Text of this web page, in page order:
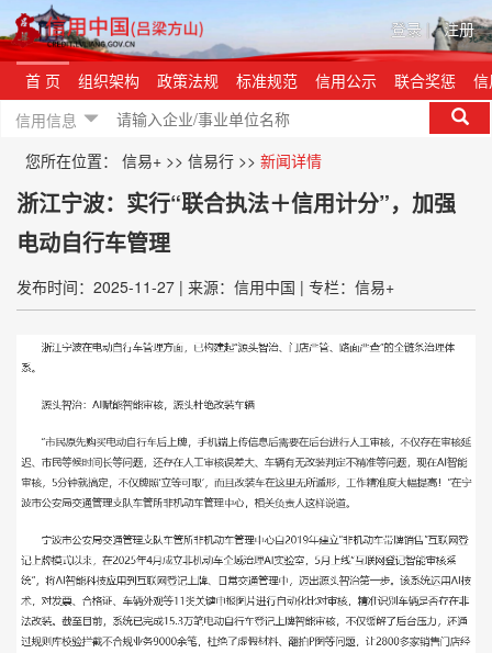
登录 | 注册
首 页 组织架构 政策法规 标准规范 信用公示 联合奖惩
信用信息
您所在位置： 信易+ >> 信易行 >> 新闻详情
浙江宁波：实行“联合执法＋信用计分”，加强
电动自行车管理
发布时间：2025-11-27 | 来源：信用中国 | 专栏：信易+